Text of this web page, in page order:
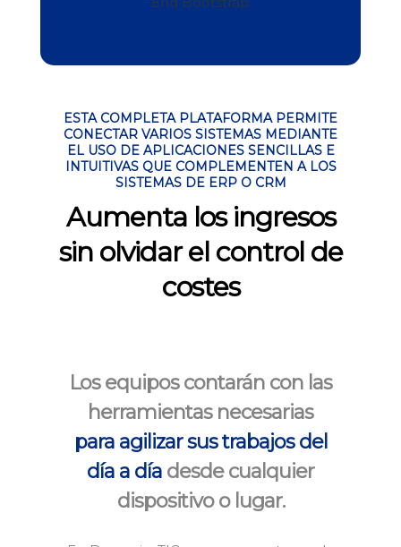
ESTA COMPLETA PLATAFORMA PERMITE
CONECTAR VARIOS SISTEMAS MEDIANTE
EL USO DE APLICACIONES SENCILLAS E
INTUITIVAS QUE COMPLEMENTEN A LOS
SISTEMAS DE ERP O CRM
Aumenta los ingresos
sin olvidar el control de
costes
Los equipos contarán con las
herramientas necesarias
para agilizar sus trabajos del
día a día desde cualquier
dispositivo o lugar.